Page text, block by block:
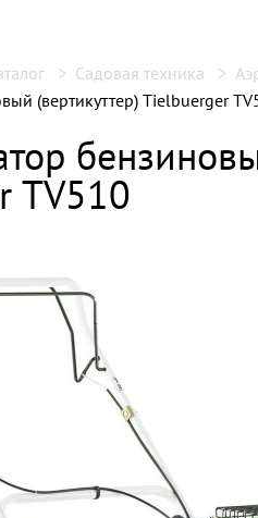
Садовая техника
(вертикуттер) Tielbuerger
TV510